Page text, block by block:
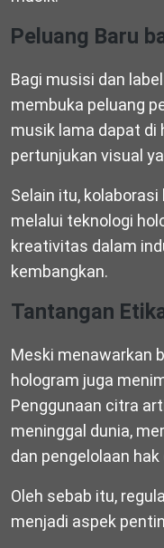
Peluang Baru
Bagi musisi dan
membuka peluang
musik lama dapat di
pertunjukan visual
Selain itu,
melalui teknologi
kreativitas dalam
kembangkan.
Tantangan
Meski menawarkan
hologram juga
Penggunaan citra
meninggal dunia,
dan pengelolaan
Oleh sebab itu,
menjadi aspek